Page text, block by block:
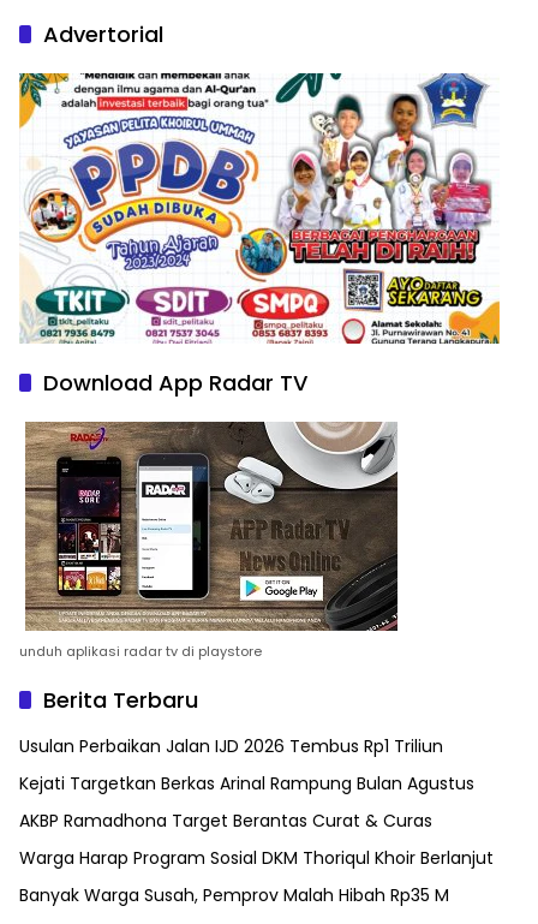
Advertorial
Download App Radar TV
unduh aplikasi radar tv di playstore
Berita Terbaru
Usulan Perbaikan Jalan IJD 2026 Tembus Rp1 Triliun
Kejati Targetkan Berkas Arinal Rampung Bulan Agustus
AKBP Ramadhona Target Berantas Curat & Curas
Warga Harap Program Sosial DKM Thoriqul Khoir Berlanjut
Banyak Warga Susah, Pemprov Malah Hibah Rp35 M